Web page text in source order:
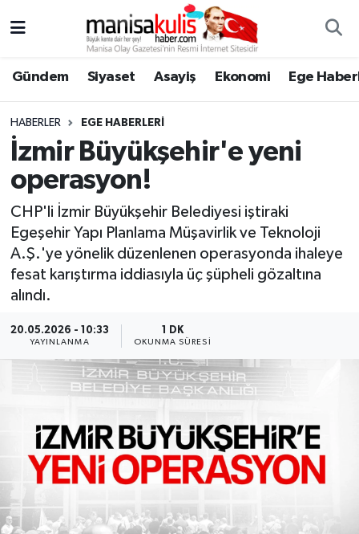
Gündem Siyaset Asayiş Ekonomi Ege
HABERLER EGE HABERLERI
İzmir Büyükşehir'e yeni
operasyon!
CHP'li İzmir Büyükşehir Belediyesi iştiraki
Egeşehir Yapı Planlama Müşavirlik ve Teknoloji
A.Ş.'ye yönelik düzenlenen operasyonda ihaleye
fesat karıştırma iddiasıyla üç şüpheli gözaltına
alındı.
20.05.2026 - 10:33
YAYINLANMA
1 DK
OKUNMA SÜRESI
Ege Haberleri
Ekonomi
Genel
Gündem
Resmi İlan
Spor
Türkiye
Yaşam
Yunusemre Hava Durumu
Yunusemre Trafik Yoğunluk Haritası
Süper Lig Puan Durumu ve Fikstür
Tüm Manşetler
Son Dakika Haberleri